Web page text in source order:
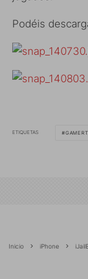
Podéis
ETIQUETAS
Inicio iPhone